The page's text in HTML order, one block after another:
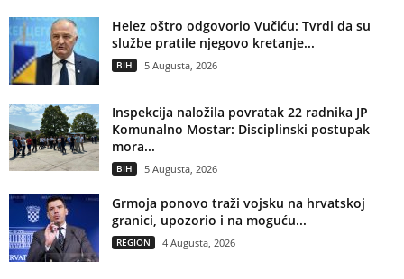
Helez oštro odgovorio Vučiću: Tvrdi da su
službe pratile njegovo kretanje...
BIH 5 Augusta, 2026
Inspekcija naložila povratak 22 radnika JP
Komunalno Mostar: Disciplinski postupak
mora...
BIH 5 Augusta, 2026
Grmoja ponovo traži vojsku na hrvatskoj
granici, upozorio i na moguću...
REGION 4 Augusta, 2026